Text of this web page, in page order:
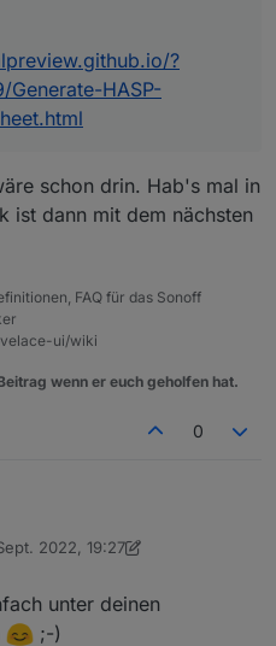
?
HASP-
schon drin. Hab's mal in
ist dann mit dem nächsten
FAQ für das Sonoff
ui/wiki
wenn er euch geholfen hat.
0
und den Changenotes eine
hier im Forum nach dem
Generate-HASP-
2022, 19:27
Kuckuckmann
unter deinen
;-)